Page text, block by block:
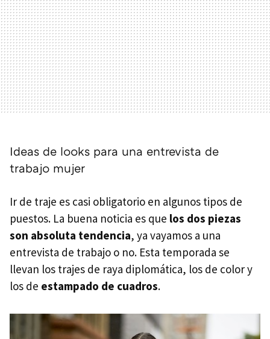
Ideas de looks para una entrevista de
trabajo mujer
Ir de traje es casi obligatorio en algunos tipos de
puestos. La buena noticia es que los dos piezas
son absoluta tendencia, ya vayamos a una
entrevista de trabajo o no. Esta temporada se
llevan los trajes de raya diplomática, los de color y
los de estampado de cuadros.